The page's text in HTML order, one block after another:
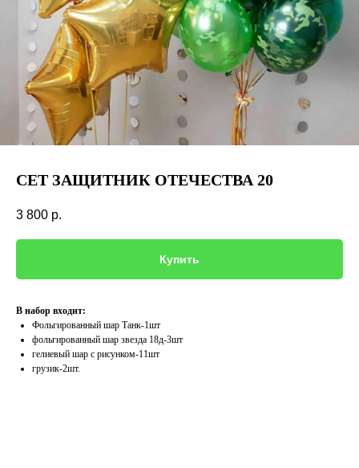
СЕТ ЗАЩИТНИК ОТЕЧЕСТВА 20
3 800 р.
Купить
В набор входит:
Фольгированный шар Танк-1шт
фольгированный шар звезда 18д-3шт
гелиевый шар с рисунком-11шт
грузик-2шт.